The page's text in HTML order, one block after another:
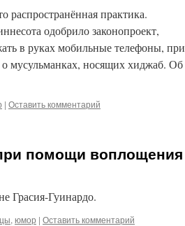
распространённая практика.
одобрило законопроект,
в руках мобильные телефоны, при
о мусульманках, носящих хиджаб. Об
| Оставить комментарий
помощи воплощения
Грасия-Гуинардо.
, юмор | Оставить комментарий